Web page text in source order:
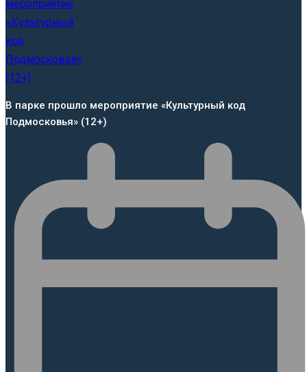
В парке прошло мероприятие «Культурный код
Подмосковья» (12+)